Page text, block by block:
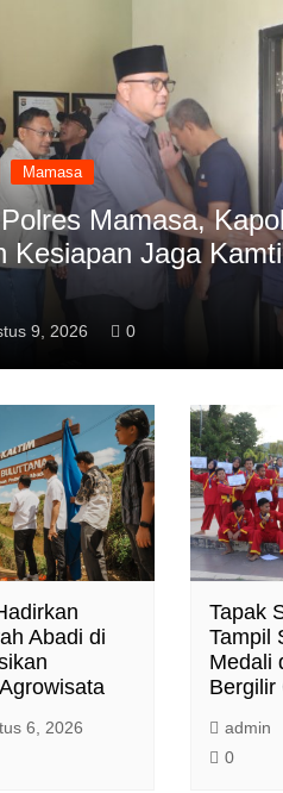
Mamasa
Mamasa,
Kesiapan Jaga
9, 2026 0
Abadi di
6, 2026
Tapak
Tampil
Medali
Bergilir
admin
0